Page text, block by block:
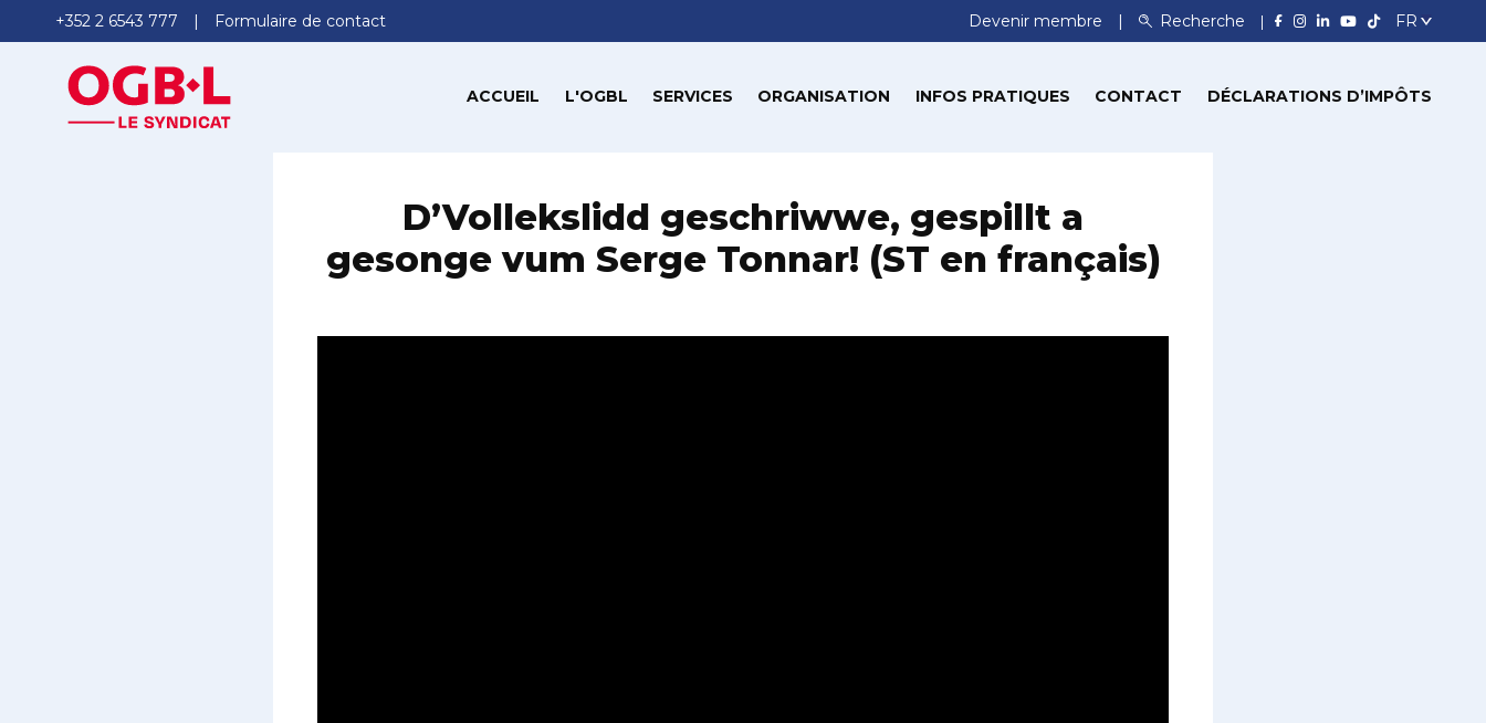
+352 2 6543 777 Formulaire de contact Devenir membre Recherche
ACCUEIL L'OGBL SERVICES ORGANISATION INFOS PRATIQUES CONTACT DÉCLARATIONS D’IMPÔTS
D’Vollekslidd geschriwwe, gespillt a
gesonge vum Serge Tonnar! (ST en français)